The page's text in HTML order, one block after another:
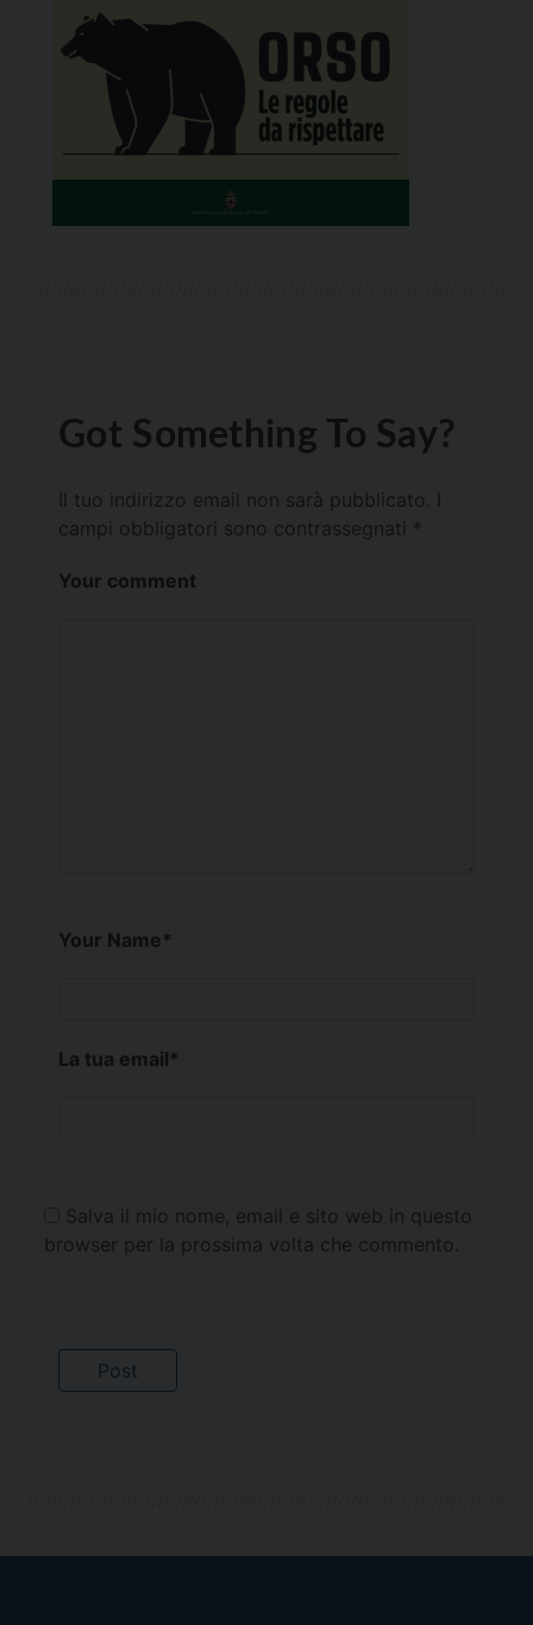
Got Something To Say?
Il tuo indirizzo email non sarà pubblicato.
campi obbligatori sono contrassegnati *
Your comment
Your Name*
La tua email*
Salva il mio nome, email e sito web in questo
browser per la prossima volta che commento.